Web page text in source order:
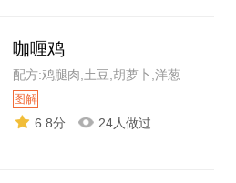
咖喱鸡
配方:鸡腿肉,土豆,胡萝卜,洋葱
图解
6.8分 24人做过